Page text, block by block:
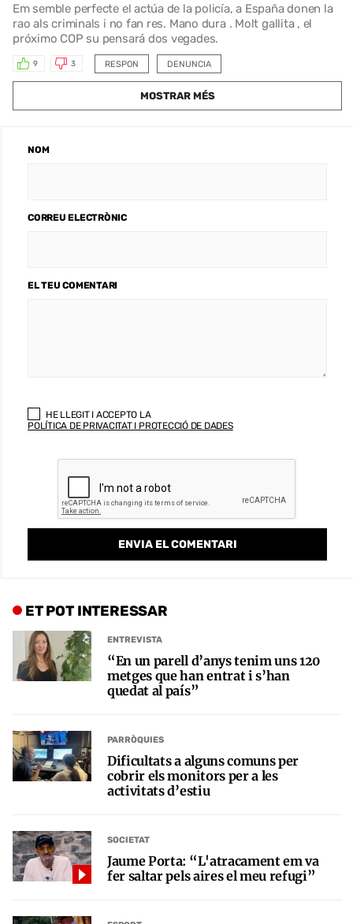
Em semble perfecte el actúa de la policía, a España donen la
rao als criminals i no fan res. Mano dura . Molt gallita , el
próximo COP su pensará dos vegades.
RESPON
9 3 DENUNCIA
MOSTRAR MÉS
NOM
CORREU ELECTRÒNIC
EL TEU COMENTARI
HE LLEGIT I ACCEPTO LA
POLÍTICA DE PRIVACITAT I PROTECCIÓ DE DADES
ET POT INTERESSAR
ENTREVISTA
“En un parell d’anys tenim uns 120
metges que han entrat i s’han
quedat al país”
PARRÒQUIES
Dificultats a alguns comuns per
cobrir els monitors per a les
activitats d’estiu
SOCIETAT
Jaume Porta: “L'atracament em va
fer saltar pels aires el meu refugi”